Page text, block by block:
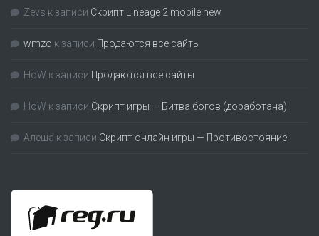
Zevs к записи Скрипт Lineage 2 mobile new
wmzo к записи Продаются все сайты
HoW к записи Продаются все сайты
HoW к записи Скрипт игры — Битва богов (доработана)
Алеша к записи Скрипт онлайн игры — Противостояние